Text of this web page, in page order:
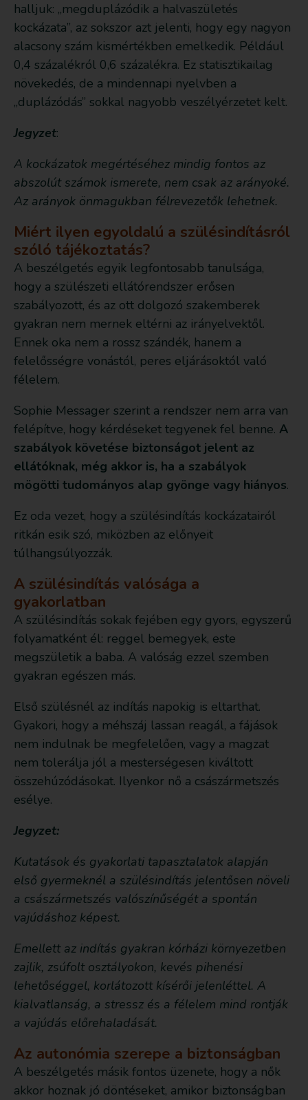
halljuk: „megduplázódik a halvaszületés
kockázata”, az sokszor azt jelenti, hogy egy nagyon
alacsony szám kismértékben emelkedik. Például
0,4 százalékról 0,6 százalékra. Ez statisztikailag
növekedés, de a mindennapi nyelvben a
„duplázódás” sokkal nagyobb veszélyérzetet kelt.
Jegyzet:
A kockázatok megértéséhez mindig fontos az
abszolút számok ismerete, nem csak az arányoké.
Az arányok önmagukban félrevezetők lehetnek.
Miért ilyen egyoldalú a szülésindításról
szóló tájékoztatás?
A beszélgetés egyik legfontosabb tanulsága,
hogy a szülészeti ellátórendszer erősen
szabályozott, és az ott dolgozó szakemberek
gyakran nem mernek eltérni az irányelvektől.
Ennek oka nem a rossz szándék, hanem a
felelősségre vonástól, peres eljárásoktól való
félelem.
Sophie Messager szerint a rendszer nem arra van
felépítve, hogy kérdéseket tegyenek fel benne. A
szabályok követése biztonságot jelent az
ellátóknak, még akkor is, ha a szabályok
mögötti tudományos alap gyönge vagy hiányos.
Ez oda vezet, hogy a szülésindítás kockázatairól
ritkán esik szó, miközben az előnyeit
túlhangsúlyozzák.
A szülésindítás valósága a
gyakorlatban
A szülésindítás sokak fejében egy gyors, egyszerű
folyamatként él: reggel bemegyek, este
megszületik a baba. A valóság ezzel szemben
gyakran egészen más.
Első szülésnél az indítás napokig is eltarthat.
Gyakori, hogy a méhszáj lassan reagál, a fájások
nem indulnak be megfelelően, vagy a magzat
nem tolerálja jól a mesterségesen kiváltott
összehúzódásokat. Ilyenkor nő a császármetszés
esélye.
Jegyzet:
Kutatások és gyakorlati tapasztalatok alapján
első gyermeknél a szülésindítás jelentősen növeli
a császármetszés valószínűségét a spontán
vajúdáshoz képest.
Emellett az indítás gyakran kórházi környezetben
zajlik, zsúfolt osztályokon, kevés pihenési
lehetőséggel, korlátozott kísérői jelenléttel. A
kialvatlanság, a stressz és a félelem mind rontják
a vajúdás előrehaladását.
Az autonómia szerepe a biztonságban
A beszélgetés másik fontos üzenete, hogy a nők
akkor hoznak jó döntéseket, amikor biztonságban